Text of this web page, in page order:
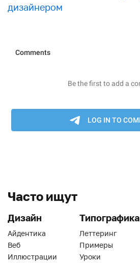
дизайнером
Часто ищут
Дизайн
Айдентика
Веб
Иллюстрации
Типографика
Леттеринг
Примеры
Уроки